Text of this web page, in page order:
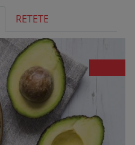
RETETE